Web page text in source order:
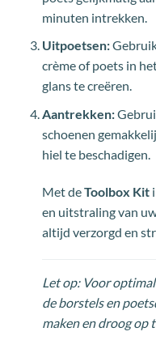
minuten intrekken.
Uitpoetsen:
crème of poets in
glans te creëren.
Aantrekken:
schoenen
hiel te beschadigen.
Met deToolbox Kit
en uitstraling van
altijd verzorgd en
Let op: Voor
de borstels en
maken en droog op